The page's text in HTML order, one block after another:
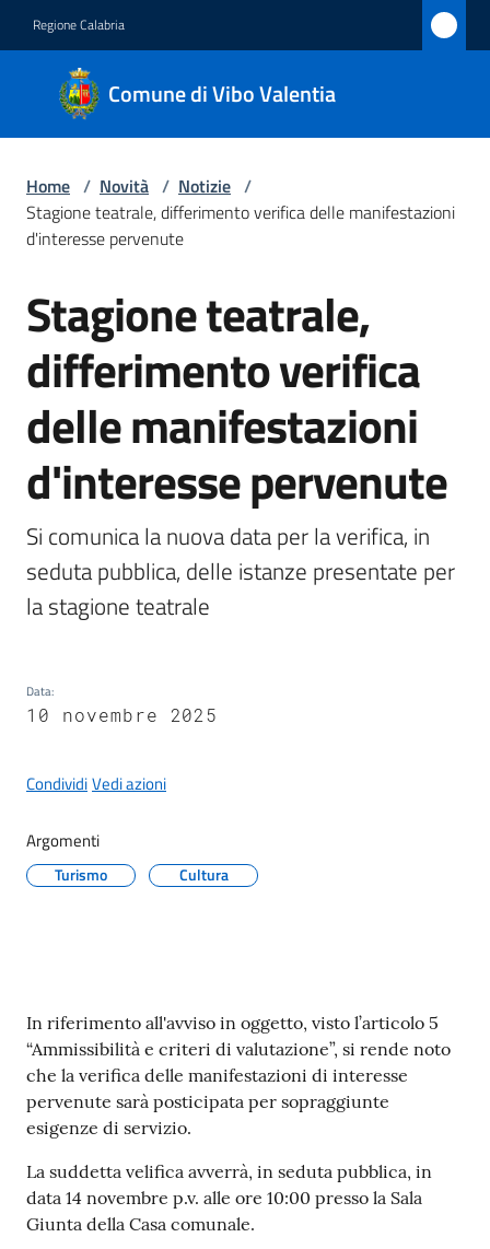
Regione Calabria
Comune di Vibo Valentia
Comune
di Vibo
Valentia
Amministrazione
Novità
Menu selezionato
Servizi
Vivere
Vibo
Valentia
A
o
p
t
r
i
o
argomenti...
Seguici
su
Home / Novità / Notizie /
Stagione teatrale, differimento verifica delle manifestazioni
d'interesse pervenute
Salta al contenuto
Stagione teatrale,
differimento verifica
delle manifestazioni
d'interesse pervenute
Si comunica la nuova data per la verifica, in
seduta pubblica, delle istanze presentate per
la stagione teatrale
Data:
10 novembre 2025
CondividiVedi azioni
Argomenti
Turismo Cultura
Contenuto
In riferimento all'avviso in oggetto, visto l’articolo 5
“Ammissibilità e criteri di valutazione”, si rende noto
che la verifica delle manifestazioni di interesse
pervenute sarà posticipata per sopraggiunte
esigenze di servizio.
La suddetta velifica avverrà, in seduta pubblica, in
data 14 novembre p.v. alle ore 10:00 presso la Sala
Giunta della Casa comunale.